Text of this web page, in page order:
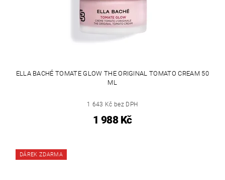
ELLA BACHÉ TOMATE GLOW THE ORIGINAL TOMATO CREAM 50
ML
1 643 Kč bez DPH
1 988 Kč
DÁREK ZDARMA